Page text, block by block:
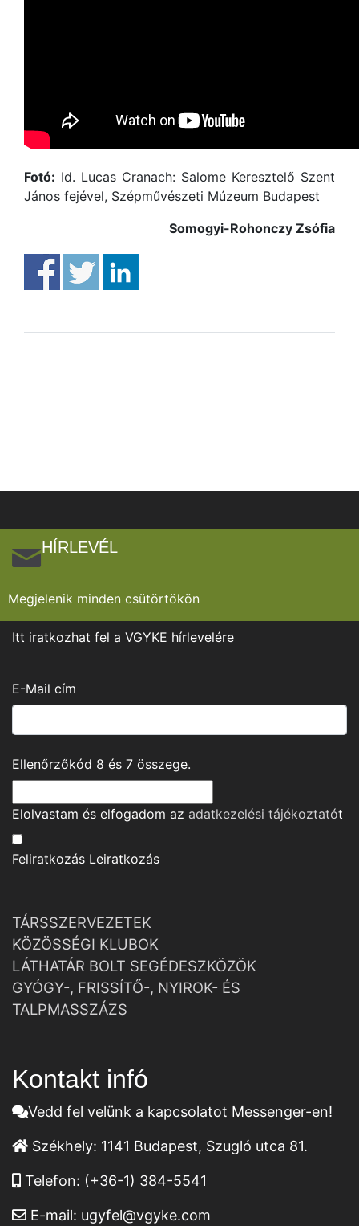
Fotó: Id. Lucas Cranach: Salome Keresztelő Szent
János fejével, Szépművészeti Múzeum Budapest
Somogyi-Rohonczy Zsófia
HÍRLEVÉL
Megjelenik minden csütörtökön
Itt iratkozhat fel a VGYKE hírlevelére
E-Mail cím
Ellenőrzőkód 8 és 7 összege.
Elolvastam és elfogadom az adatkezelési tájékoztatót
Feliratkozás Leiratkozás
TÁRSSZERVEZETEK
KÖZÖSSÉGI KLUBOK
LÁTHATÁR BOLT SEGÉDESZKÖZÖK
GYÓGY-, FRISSÍTŐ-, NYIROK- ÉS
TALPMASSZÁZS
Kontakt infó
Vedd fel velünk a kapcsolatot Messenger-en!
Székhely: 1141 Budapest, Szugló utca 81.
Telefon: (+36-1) 384-5541
E-mail: ugyfel@vgyke.com